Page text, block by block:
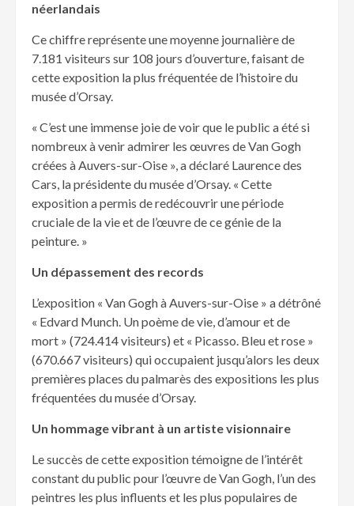
néerlandais
Ce chiffre représente une moyenne journalière de
7.181 visiteurs sur 108 jours d’ouverture, faisant de
cette exposition la plus fréquentée de l’histoire du
musée d’Orsay.
« C’est une immense joie de voir que le public a été si
nombreux à venir admirer les œuvres de Van Gogh
créées à Auvers-sur-Oise », a déclaré Laurence des
Cars, la présidente du musée d’Orsay. « Cette
exposition a permis de redécouvrir une période
cruciale de la vie et de l’œuvre de ce génie de la
peinture. »
Un dépassement des records
L’exposition « Van Gogh à Auvers-sur-Oise » a détrôné
« Edvard Munch. Un poème de vie, d’amour et de
mort » (724.414 visiteurs) et « Picasso. Bleu et rose »
(670.667 visiteurs) qui occupaient jusqu’alors les deux
premières places du palmarès des expositions les plus
fréquentées du musée d’Orsay.
Un hommage vibrant à un artiste visionnaire
Le succès de cette exposition témoigne de l’intérêt
constant du public pour l’œuvre de Van Gogh, l’un des
peintres les plus influents et les plus populaires de